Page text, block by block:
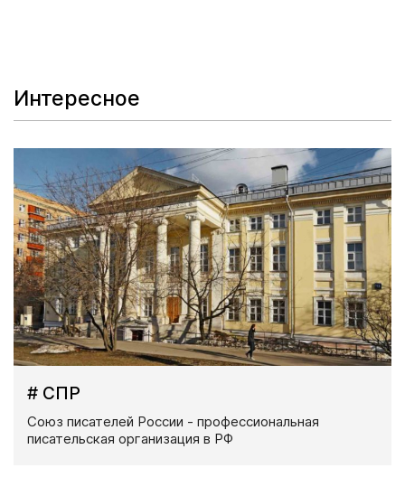
Интересное
# СПР
Союз писателей России - профессиональная
писательская организация в РФ